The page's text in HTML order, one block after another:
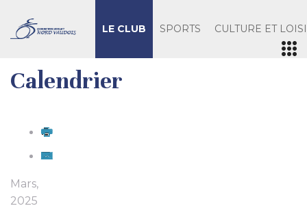
LE CLUB SPORTS CULTURE ET
Calendrier
Mars,
2025